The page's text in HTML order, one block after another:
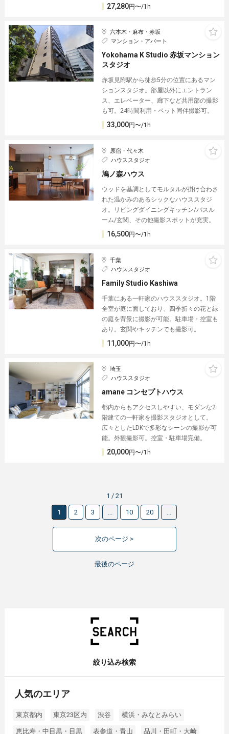
27,280円〜/1h
六本木・麻布・赤坂
マンション・アパート
Yokohama K Studio 赤坂マンション
スタジオ
赤坂見附駅から徒歩5分の位置にあるマン
ションスタジオ。部屋以外にエントラン
ス、エレベーター、廊下など共用部の撮影
も可。24時間利用・ペット同伴撮影可。
33,000円〜/1h
原宿・代々木
ハウススタジオ
鳩ノ森ハウス
ウッドを基調としてモルタルが掛け合わさ
れた温かみのあるシックなハウススタジ
オ。リビングダイニングキッチン/バスル
ーム/玄関、その他撮影スポットが充実。
16,500円〜/1h
千葉
ハウススタジオ
Family Studio Kashiwa
千葉にある一軒家のハウススタジオ。1階
全室が庭に面しており、四季折々の花と緑
の庭を背景に撮影が可能。駐車場・控室も
あり。玄関やキッチンでも撮影可。
11,000円〜/1h
埼玉
ハウススタジオ
amane コンセプトハウス
都内からもアクセスしやすい、モダンな2
階建ての一軒家を撮影スタジオとして。
広々としたLDKで多彩なシーンの撮影が可
能。外観撮影可。控室・駐車場完備。
20,000円〜/1h
1 / 21
1 2 3 ... 10 20 ...
次のページ >
最後のページ
絞り込み検索
人気のエリア
東京都内 東京23区内 渋谷 横浜・みなとみらい
恵比寿・中目黒・目黒 表参道・青山 品川・田町・大崎